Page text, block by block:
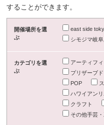
することができます。
開催場所を選
ぶ
east side
シモジマ岐
カテゴリを選
ぶ
アーティフ
プリザーブ
POP
ハワイアン
クラフト
その他手芸